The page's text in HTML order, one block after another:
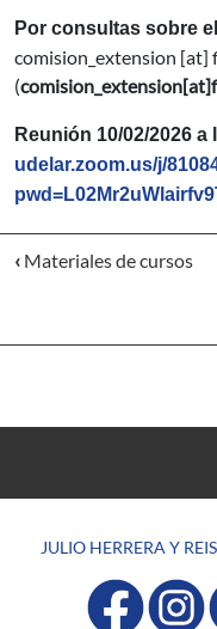
Por consultas sobre
comision_extension [at]
(
Reunión 10/02/2026 a
udelar.zoom.us/j/
‹ Materiales de cursos
JULIO HERRERA Y